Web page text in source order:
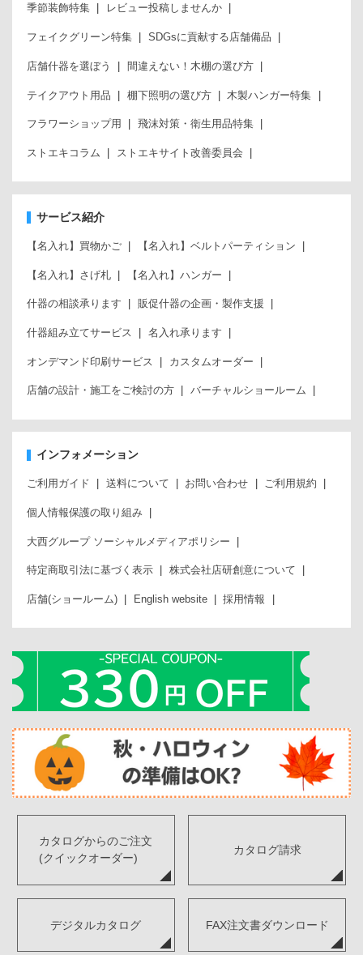
季節装飾特集 レビュー投稿しませんか
フェイクグリーン特集 SDGsに貢献する店舗備品
店舗什器を選ぼう 間違えない！木棚の選び方
テイクアウト用品 棚下照明の選び方 木製ハンガー特集
フラワーショップ用 飛沫対策・衛生用品特集
ストエキコラム ストエキサイト改善委員会
サービス紹介
【名入れ】買物かご 【名入れ】ベルトパーティション
【名入れ】さげ札 【名入れ】ハンガー
什器の相談承ります 販促什器の企画・製作支援
什器組み立てサービス 名入れ承ります
オンデマンド印刷サービス カスタムオーダー
店舗の設計・施工をご検討の方 バーチャルショールーム
インフォメーション
ご利用ガイド 送料について お問い合わせ ご利用規約
個人情報保護の取り組み
大西グループ ソーシャルメディアポリシー
特定商取引法に基づく表示 株式会社店研創意について
店舗(ショールーム) English website 採用情報
カタログからのご注文
(クイックオーダー)
カタログ請求
デジタルカタログ FAX注文書ダウンロード